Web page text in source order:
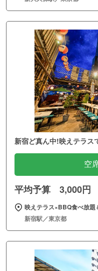
新宿ど真ん中!映えテラス
空
平均予算 3,000円
映えテラス×BBQ食べ放
新宿駅／東京都